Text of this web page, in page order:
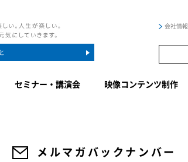
会社情報
セミナー・講演会 映像コンテンツ制作
メルマガバックナンバー